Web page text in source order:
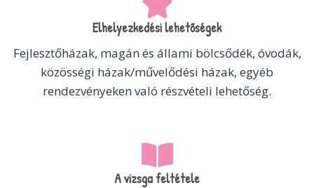
Elhelyezkedési lehetőségek
Fejlesztőházak, magán és állami bölcsődék, óvodák,
közösségi házak/művelődési házak, egyéb
rendezvényeken való részvételi lehetőség.
A vizsga feltétele